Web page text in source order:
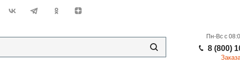
Пн-Вс с
8 (800)